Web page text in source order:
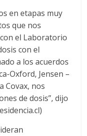
en etapas muy
que nos
el Laboratorio
con el
a los acuerdos
Oxford, Jensen –
Covax, nos
de dosis”, dijo